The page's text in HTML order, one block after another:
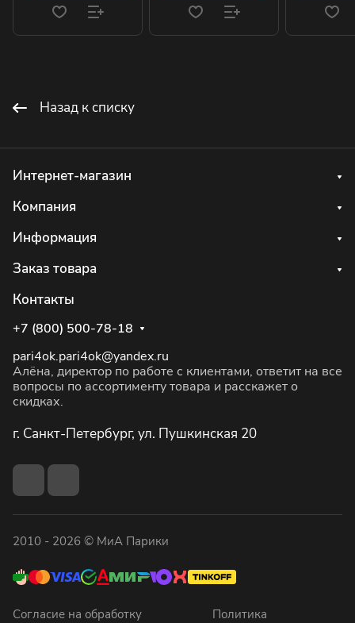
Назад к списку
Интернет-магазин
Компания
Информация
Заказ товара
Контакты
+7 (800) 500-78-18
pari4ok.pari4ok@yandex.ru
Алёна, директор по работе с клиентами, ответит на все
вопросы по ассортименту товара и расскажет о
скидках.
г. Санкт-Петербург, ул. Пушкинская 20
2010 - 2026 © МиА Парики
Согласие на обработку Политика